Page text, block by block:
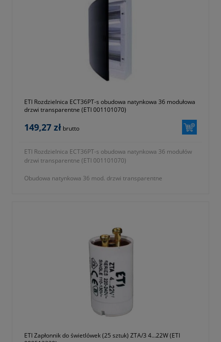
ETI Rozdzielnica ECT36PT-s obudowa natynkowa 36 modułowa
drzwi transparentne (ETI 001101070)
149,27 zł brutto
ETI Rozdzielnica ECT36PT-s obudowa natynkowa 36 modułów
drzwi transparentne (ETI 001101070)
Obudowa natynkowa 36 mod. drzwi transparentne
ETI Zapłonnik do świetlówek (25 sztuk) ZTA/3 4…22W (ETI